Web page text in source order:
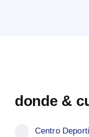
donde &
Centro